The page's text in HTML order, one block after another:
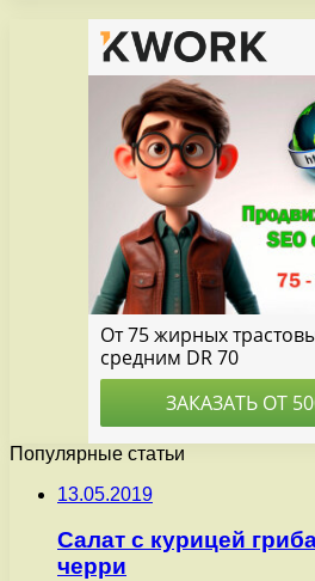
Популярные статьи
13.05.2019
Салат с курицей
черри